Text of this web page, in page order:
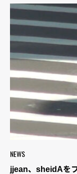
NEWS
jjean、sheidAを